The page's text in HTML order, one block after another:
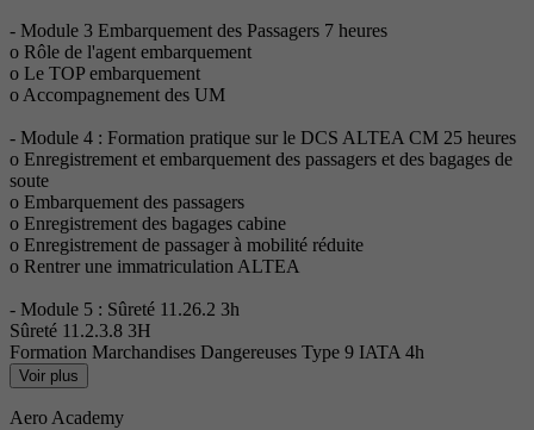
- Module 3 Embarquement des Passagers 7 heures
o Rôle de l'agent embarquement
o Le TOP embarquement
o Accompagnement des UM
- Module 4 : Formation pratique sur le DCS ALTEA CM 25 heures
o Enregistrement et embarquement des passagers et des bagages de
soute
o Embarquement des passagers
o Enregistrement des bagages cabine
o Enregistrement de passager à mobilité réduite
o Rentrer une immatriculation ALTEA
- Module 5 : Sûreté 11.26.2 3h
Sûreté 11.2.3.8 3H
Formation Marchandises Dangereuses Type 9 IATA 4h
Voir plus
Aero Academy